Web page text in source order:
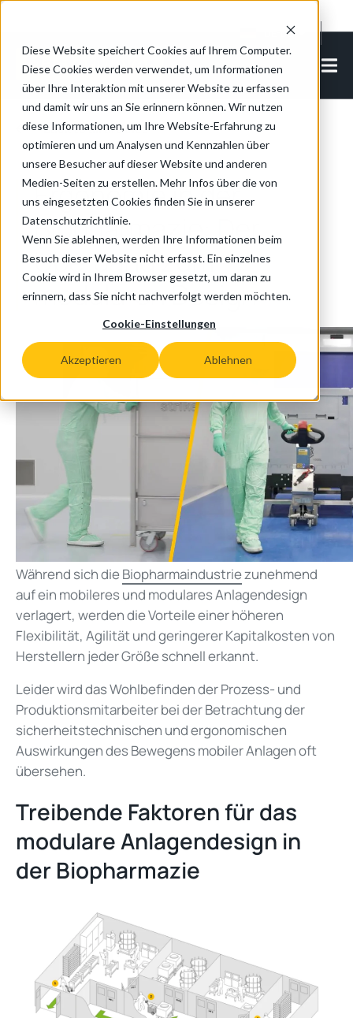
Diese Website speichert Cookies auf Ihrem Computer.
Diese Cookies werden verwendet, um Informationen
über Ihre Interaktion mit unserer Website zu erfassen
und damit wir uns an Sie erinnern können. Wir nutzen
diese Informationen, um Ihre Website-Erfahrung zu
optimieren und um Analysen und Kennzahlen über
unsere Besucher auf dieser Website und anderen
Medien-Seiten zu erstellen. Mehr Infos über die von
uns eingesetzten Cookies finden Sie in unserer
Datenschutzrichtlinie.
Wenn Sie ablehnen, werden Ihre Informationen beim
Besuch dieser Website nicht erfasst. Ein einzelnes
Cookie wird in Ihrem Browser gesetzt, um daran zu
erinnern, dass Sie nicht nachverfolgt werden möchten.
Cookie-Einstellungen
Akzeptieren Ablehnen
DE-DE
Back to all articles
Ergonomie in der
Biopharmazie: Der
Übergang zum
modularen Design
Während sich dieBiopharmaindustriezunehmend
auf ein mobileres und modulares Anlagendesign
verlagert, werden die Vorteile einer höheren
Flexibilität, Agilität und geringerer Kapitalkosten von
Herstellern jeder Größe schnell erkannt.
Leider wird das Wohlbefinden der Prozess- und
Produktionsmitarbeiter bei der Betrachtung der
sicherheitstechnischen und ergonomischen
Auswirkungen des Bewegens mobiler Anlagen oft
übersehen.
Treibende Faktoren für das
modulare Anlagendesign in
der Biopharmazie